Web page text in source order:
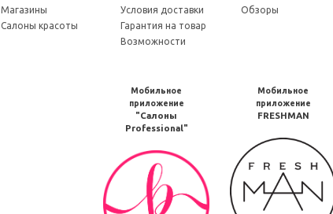
Магазины
Салоны красоты
Условия доставки
Гарантия на товар
Возможности
Обзоры
Мобильное
приложение
"Салоны
Professional"
Мобильное
приложение
Салоны
Professional
Мобильное
приложение
FRESHMAN
Мобильное
приложение
FRESHMAN
в
Google